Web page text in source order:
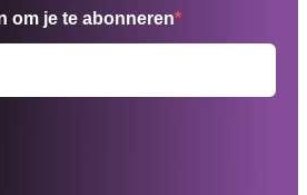
om je te abonneren